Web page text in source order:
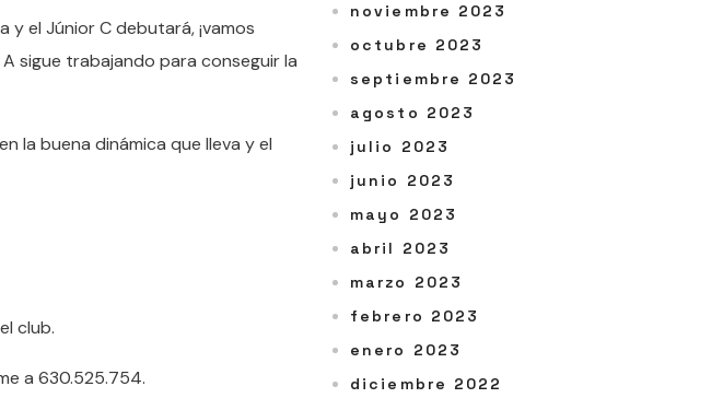
el Júnior C debutará, ¡vamos
sigue trabajando para conseguir la
la buena dinámica que lleva y el
club.
a 630.525.754.
noviembre 2023
octubre 2023
septiembre 2023
agosto 2023
julio 2023
junio 2023
mayo 2023
abril 2023
marzo 2023
febrero 2023
enero 2023
diciembre 2022